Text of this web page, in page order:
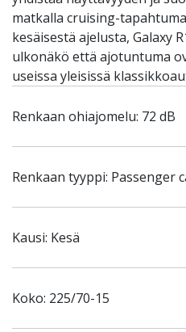
matkalla cruising-
kesäisestä ajelusta, Galaxy
ulkonäkö että ajotuntuma
useissa yleisissä
Renkaan ohiajomelu: 72 dB
Renkaan tyyppi: Passenger
Kausi: Kesä
Koko: 225/70-15